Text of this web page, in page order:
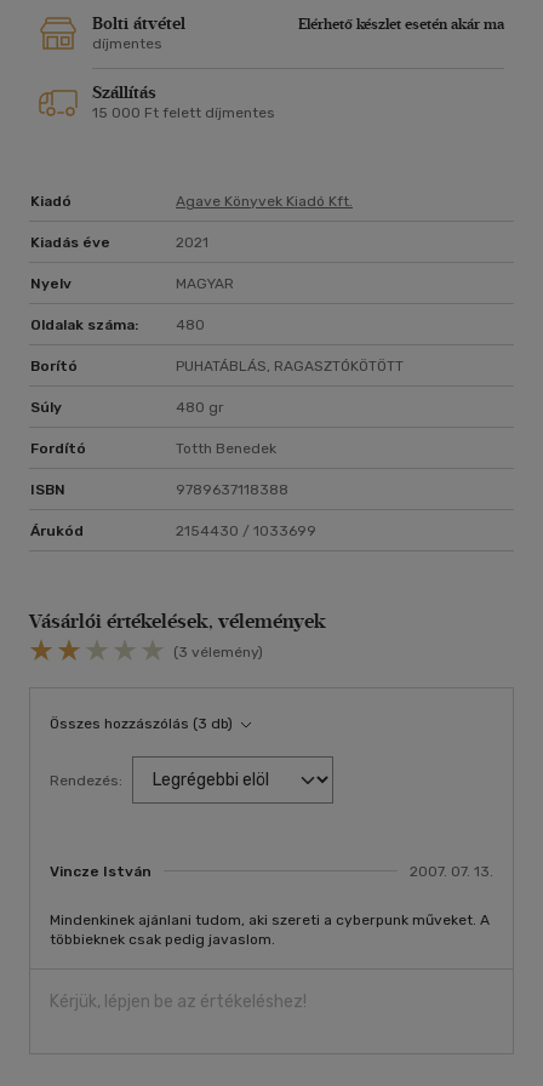
Hendrix képében megjelenő mesterséges intelligenciában
bízhat. Ahogy egyre tisztábban rajzolódik ki a titokzatos
hogy az ügy végső megoldása előtt rá is a Valós Halál vár.
Bolti átvétel
Elérhető készlet esetén akár ma
díjmentes
Szállítás
15 000 Ft felett díjmentes
Kiadó Agave Könyvek Kiadó Kft.
Kiadás éve 2021
Nyelv MAGYAR
Oldalak száma: 480
Borító PUHATÁBLÁS, RAGASZTÓKÖTÖTT
Súly 480 gr
Fordító Totth Benedek
ISBN 9789637118388
Árukód 2154430 / 1033699
Vásárlói értékelések, vélemények
(3 vélemény)
Összes hozzászólás (3 db)
Rendezés:
Vincze István 2007. 07. 13.
Mindenkinek ajánlani tudom, aki szereti a cyberpunk műveket. A
többieknek csak pedig javaslom.
Kérjük, lépjen be az értékeléshez!